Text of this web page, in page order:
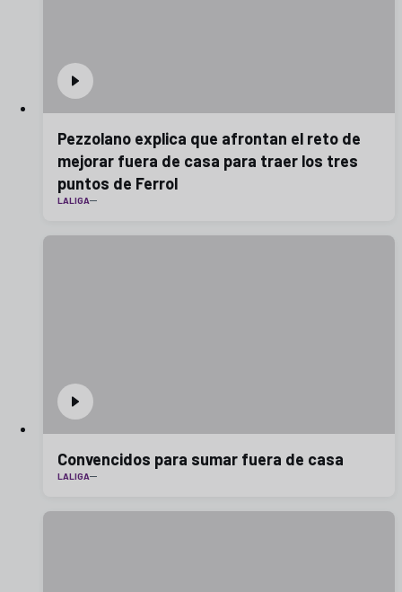
Pezzolano explica que afrontan el reto de
mejorar fuera de casa para traer los tres
puntos de Ferrol
LALIGA
Convencidos para sumar fuera de casa
LALIGA